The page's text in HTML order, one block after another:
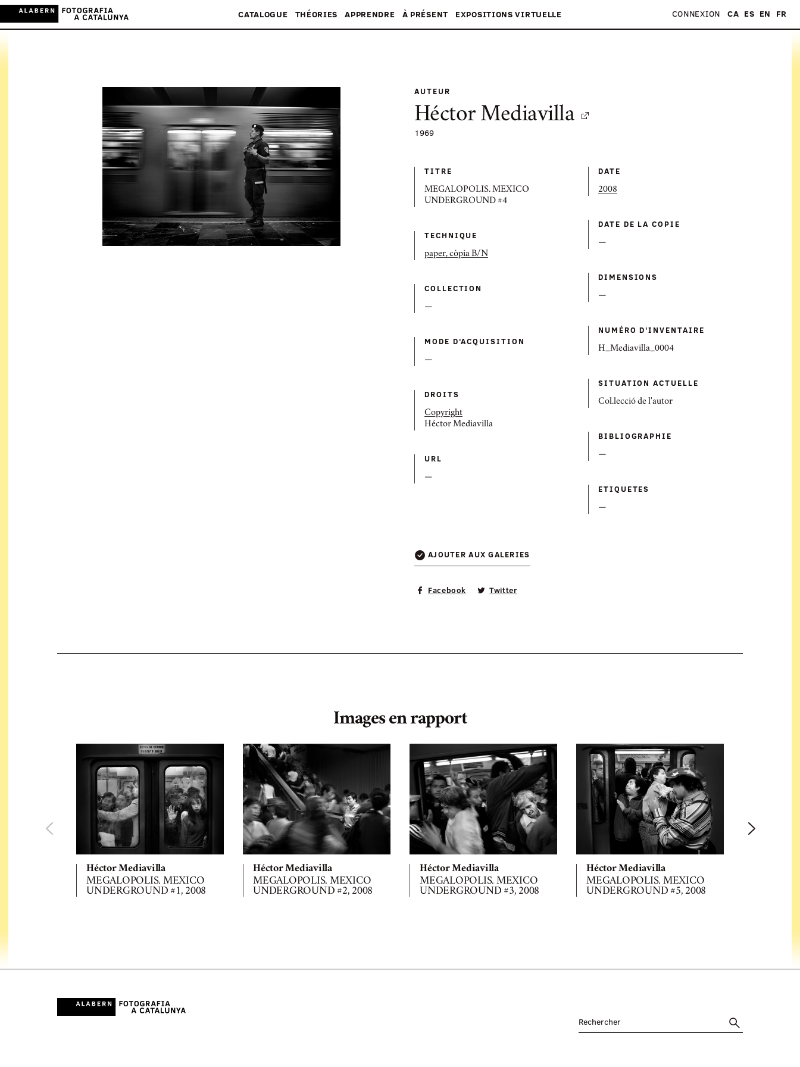
CATALOGUE THÉORIES APPRENDRE À PRÉSENT EXPOSITIONS VIRTUELLE CONNEXION CA ES EN FR
AUTEUR
Héctor Mediavilla
1969
TITRE
MEGALOPOLIS. MEXICO
UNDERGROUND #4
DATE
2008
DATE DE LA COPIE
—
TECHNIQUE
paper, còpia B/N
DIMENSIONS
—
COLLECTION
—
NUMÉRO D'INVENTAIRE
H_Mediavilla_0004
MODE D'ACQUISITION
—
SITUATION ACTUELLE
Col.lecció de l'autor
DROITS
Copyright
Héctor Mediavilla
BIBLIOGRAPHIE
—
URL
—
ETIQUETES
—
AJOUTER AUX GALERIES
Facebook Twitter
Images en rapport
Héctor Mediavilla
MEGALOPOLIS. MEXICO
UNDERGROUND #1, 2008
Héctor Mediavilla
MEGALOPOLIS. MEXICO
UNDERGROUND #2, 2008
Héctor Mediavilla
MEGALOPOLIS. MEXICO
UNDERGROUND #3, 2008
Héctor Mediavilla
MEGALOPOLIS. MEXICO
UNDERGROUND #5, 2008